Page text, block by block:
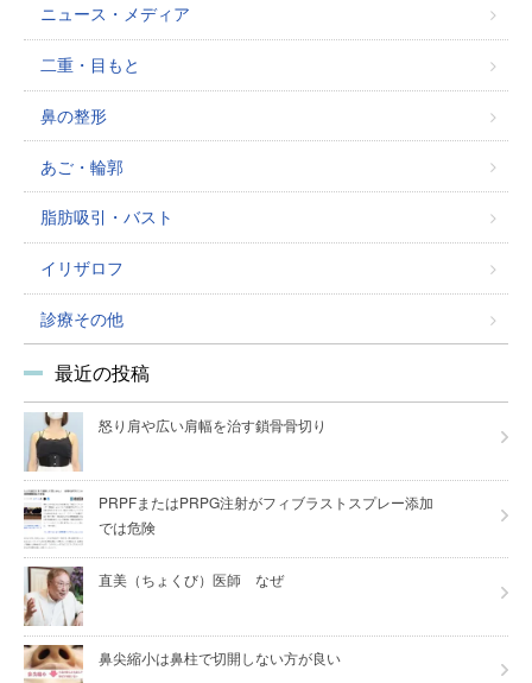
ニュース・メディア
二重・目もと
鼻の整形
あご・輪郭
脂肪吸引・バスト
イリザロフ
診療その他
最近の投稿
怒り肩や広い肩幅を治す鎖骨骨切り
PRPFまたはPRPG注射がフィブラストスプレー添加
では危険
直美（ちょくび）医師 なぜ
鼻尖縮小は鼻柱で切開しない方が良い